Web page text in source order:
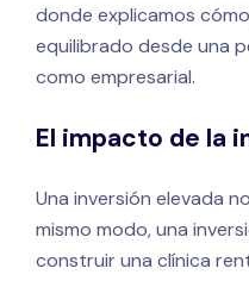
donde explicamos
equilibrado desde una
como empresarial.
El impacto de la
Una inversión elevada
mismo modo, una
construir una clínica